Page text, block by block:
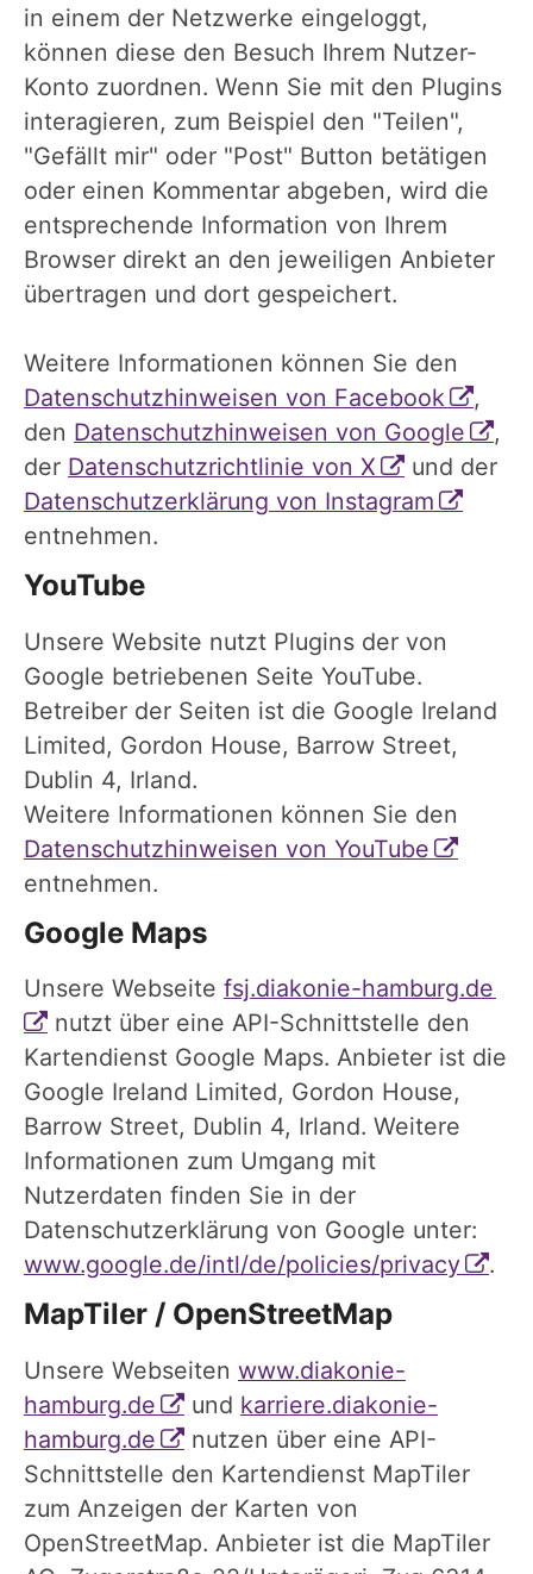
in einem der Netzwerke eingeloggt,
können diese den Besuch Ihrem Nutzer-
Konto zuordnen. Wenn Sie mit den Plugins
interagieren, zum Beispiel den "Teilen",
"Gefällt mir" oder "Post" Button betätigen
oder einen Kommentar abgeben, wird die
entsprechende Information von Ihrem
Browser direkt an den jeweiligen Anbieter
übertragen und dort gespeichert.
Weitere Informationen können Sie den
Datenschutzhinweisen von Facebook
,
den Datenschutzhinweisen von Google
,
der Datenschutzrichtlinie von X
und der
Datenschutzerklärung von Instagram
entnehmen.
YouTube
Unsere Website nutzt Plugins der von
Google betriebenen Seite YouTube.
Betreiber der Seiten ist die Google Ireland
Limited, Gordon House, Barrow Street,
Dublin 4, Irland.
Weitere Informationen können Sie den
Datenschutzhinweisen von YouTube
entnehmen.
Google Maps
Unsere Webseite fsj.diakonie-hamburg.de
nutzt über eine API-Schnittstelle den
Kartendienst Google Maps. Anbieter ist die
Google Ireland Limited, Gordon House,
Barrow Street, Dublin 4, Irland. Weitere
Informationen zum Umgang mit
Nutzerdaten finden Sie in der
Datenschutzerklärung von Google unter:
www.google.de/intl/de/policies/privacy
.
MapTiler / OpenStreetMap
Unsere Webseiten www.diakonie-
hamburg.de
und karriere.diakonie-
hamburg.de
nutzen über eine API-
Schnittstelle den Kartendienst MapTiler
zum Anzeigen der Karten von
OpenStreetMap. Anbieter ist die MapTiler